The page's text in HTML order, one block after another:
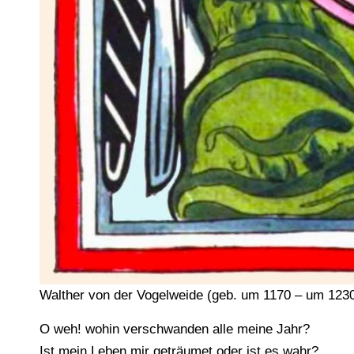
Walther von der Vogelweide (geb. um 1170 – um
O weh! wohin verschwanden alle meine Jahr?
Ist mein Leben mir geträumet oder ist es wahr?